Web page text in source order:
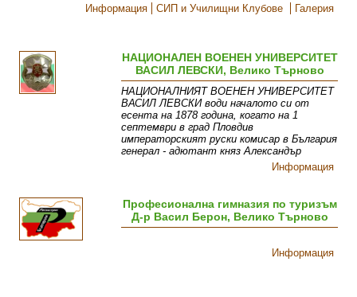
Информация
СИП и Училищни Клубове Галерия
НАЦИОНАЛЕН ВОЕНЕН УНИВЕРСИТЕТ
ВАСИЛ ЛЕВСКИ, Велико Търново
НАЦИОНАЛНИЯТ ВОЕНЕН УНИВЕРСИТЕТ
ВАСИЛ ЛЕВСКИ води началото си от
есента на 1878 година, когато на 1
септември в град Пловдив
императорският руски комисар в България
генерал - адютант княз Александър
Информация
Професионална гимназия по туризъм
Д-р Васил Берон, Велико Търново
Информация